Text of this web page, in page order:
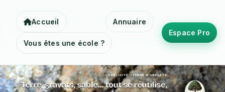
Accueil Annuaire
Vous êtes une école ?
Espace Pro